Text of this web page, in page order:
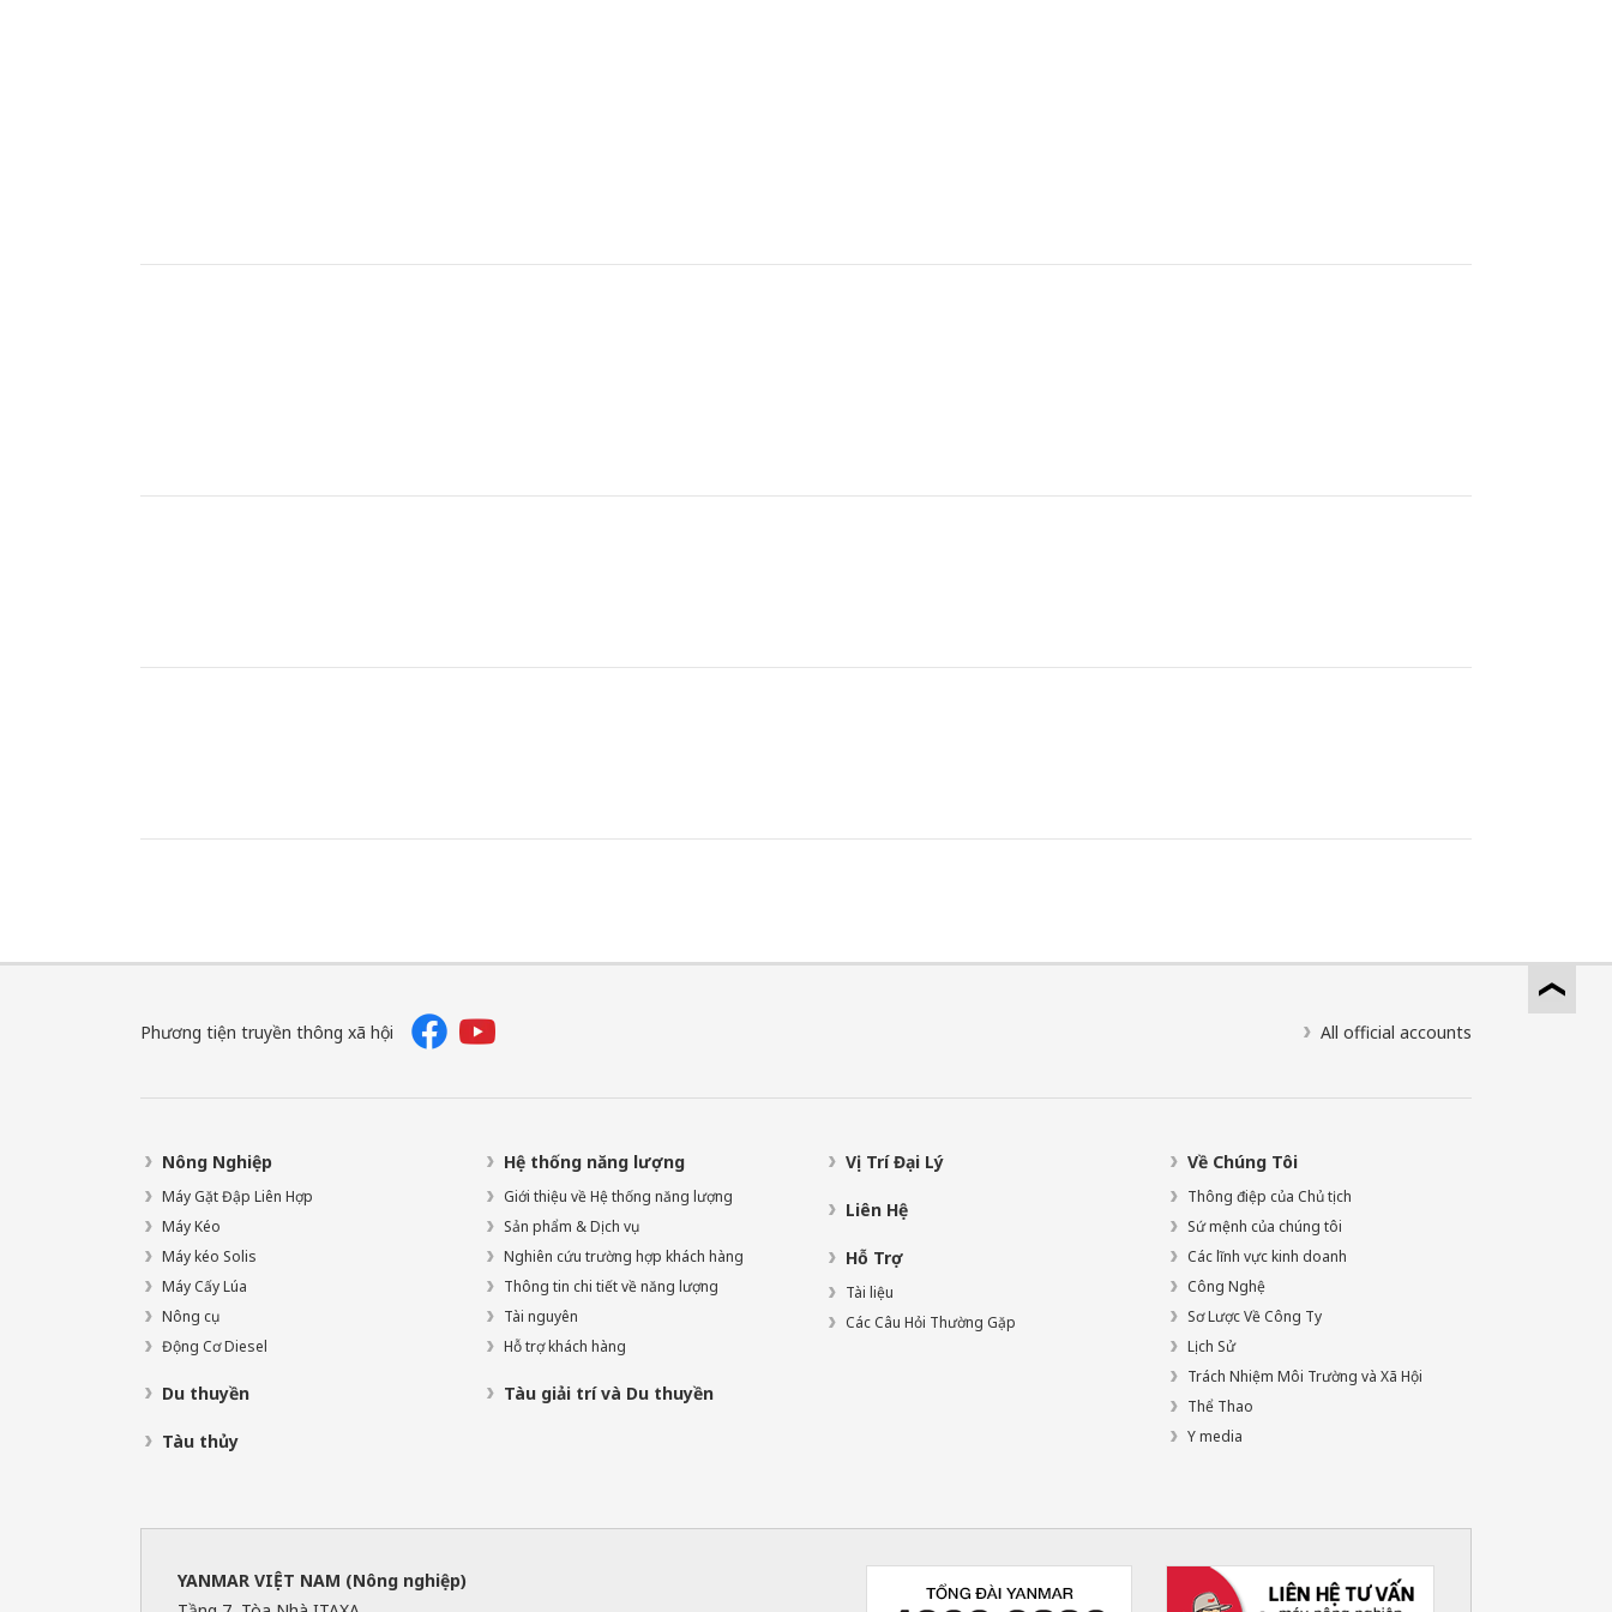
Phương tiện truyền thông xã hội All official accounts
Nông Nghiệp
Máy Gặt Đập Liên Hợp
Máy Kéo
Máy kéo Solis
Máy Cấy Lúa
Nông cụ
Động Cơ Diesel
Du thuyền
Tàu thủy
Hệ thống năng lượng
Giới thiệu về Hệ thống năng lượng
Sản phẩm & Dịch vụ
Nghiên cứu trường hợp khách hàng
Thông tin chi tiết về năng lượng
Tài nguyên
Hỗ trợ khách hàng
Tàu giải trí và Du thuyền
Vị Trí Đại Lý
Liên Hệ
Hỗ Trợ
Tài liệu
Các Câu Hỏi Thường Gặp
Về Chúng Tôi
Thông điệp của Chủ tịch
Sứ mệnh của chúng tôi
Các lĩnh vực kinh doanh
Công Nghệ
Sơ Lược Về Công Ty
Lịch Sử
Trách Nhiệm Môi Trường và Xã Hội
Thể Thao
Y media
YANMAR VIỆT NAM (Nông nghiệp)